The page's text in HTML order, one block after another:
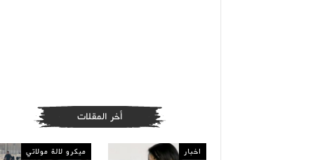
أخر المقلات
اخبار ميكرو لالة مولاتي